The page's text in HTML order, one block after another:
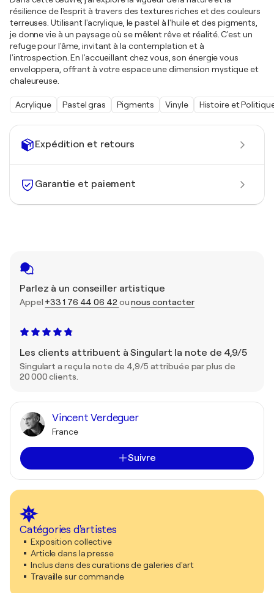
Expédition et retours
Garantie et paiement
Parlez à un conseiller artistique
Appel +33 1 76 44 06 42 ounous contacter
Les clients attribuent à Singulart la note de 4,9/5
Singulart a reçu la note de 4,9/5 attribuée par plus de
20 000 clients.
Vincent Verdeguer
France
Suivre
Catégories d'artistes
Exposition collective
Article dans la presse
Inclus dans des curations de galeries d'art
Travaille sur commande
résilience de l'esprit à travers des textures riches et des couleurs
terreuses. Utilisant l'acrylique, le pastel à l'huile et des pigments,
je donne vie à un paysage où se mêlent rêve et réalité. C'est un
refuge pour l'âme, invitant à la contemplation et à
l'introspection. En l'accueillant chez vous, son énergie vous
enveloppera, offrant à votre espace une dimension mystique et
chaleureuse.
Acrylique Pastel gras Pigments Vinyle Histoire et